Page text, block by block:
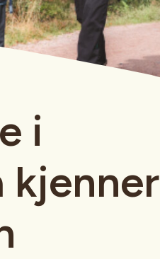
i
kjenner